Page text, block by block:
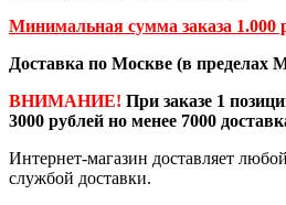
Минимальная сумма заказа 1.000
Доставка по Москве (в
ВНИМАНИЕ! При заказе 1
3000 рублей но менее 7000
Интернет-магазин доставляет
службой доставки.